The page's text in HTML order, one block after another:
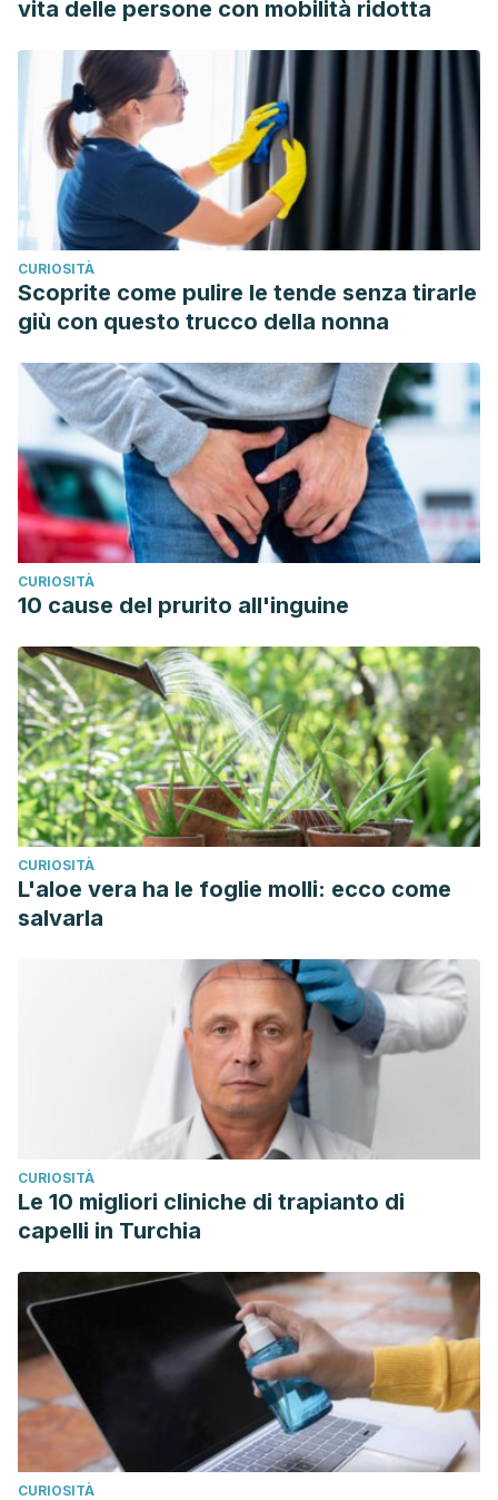
Bronquiolitis, KidsHealth. Recogido a 14 de febrero en
https://kidshealth.org/es/parents/bronchiolitis-esp.html
Bronquiolitis, Medlineplus.gov. Recogido a 14 de febrero
en
https://medlineplus.gov/spanish/ency/article/000975.htm
Bronquiolitis, Neumoped.org. Recogido a 14 de febrero en
https://neumoped.org/bronquiolitis/
vita delle persone con mobilità ridotta
CURIOSITÀ
Scoprite come pulire le tende senza tirarle
giù con questo trucco della nonna
CURIOSITÀ
10 cause del prurito all'inguine
CURIOSITÀ
L'aloe vera ha le foglie molli: ecco come
salvarla
CURIOSITÀ
Le 10 migliori cliniche di trapianto di
capelli in Turchia
CURIOSITÀ